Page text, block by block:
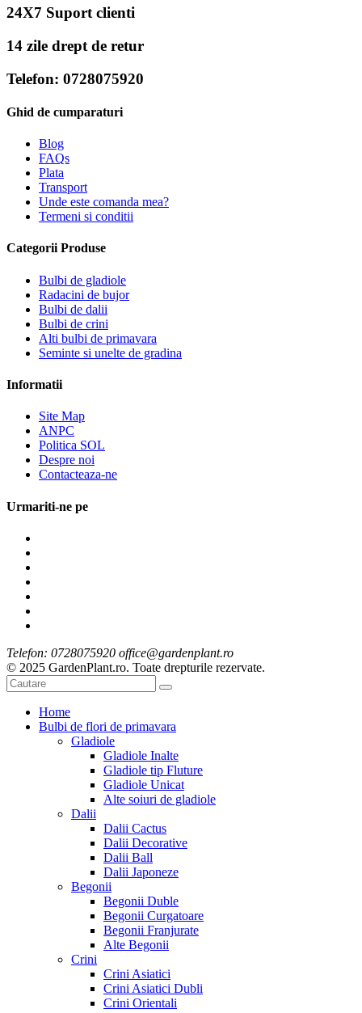
24X7 Suport clienti
14 zile drept de retur
Telefon: 0728075920
Ghid de cumparaturi
Blog
FAQs
Plata
Transport
Unde este comanda mea?
Termeni si conditii
Categorii Produse
Bulbi de gladiole
Radacini de bujor
Bulbi de dalii
Bulbi de crini
Alti bulbi de primavara
Seminte si unelte de gradina
Informatii
Site Map
ANPC
Politica SOL
Despre noi
Contacteaza-ne
Urmariti-ne pe
Telefon: 0728075920 office@gardenplant.ro
© 2025 GardenPlant.ro. Toate drepturile rezervate.
Home
Bulbi de flori de primavara
Gladiole
Gladiole Inalte
Gladiole tip Fluture
Gladiole Unicat
Alte soiuri de gladiole
Dalii
Dalii Cactus
Dalii Decorative
Dalii Ball
Dalii Japoneze
Begonii
Begonii Duble
Begonii Curgatoare
Begonii Franjurate
Alte Begonii
Crini
Crini Asiatici
Crini Asiatici Dubli
Crini Orientali